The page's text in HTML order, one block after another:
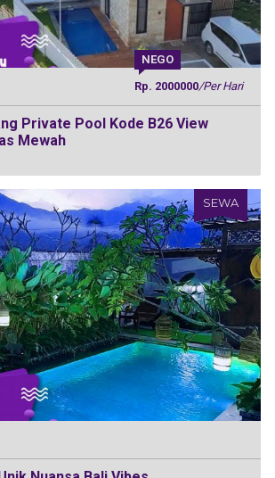
Rp. 2000000/Per Hari
NEGO
Private Pool Kode B26 View
Mewah
SEWA